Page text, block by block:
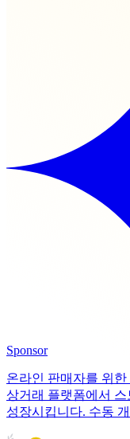
Sponsor
온라인 판매자를 위
상거래 플랫폼에서
성장시킵니다. 수동